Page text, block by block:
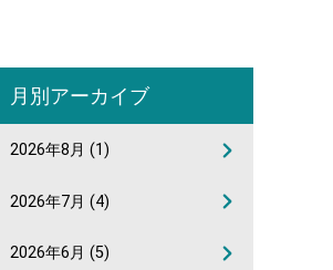
月別アーカイブ
2026年8月 (1)
2026年7月 (4)
2026年6月 (5)